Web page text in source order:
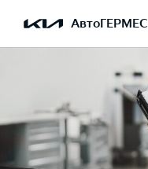
АвтоГЕРМЕС